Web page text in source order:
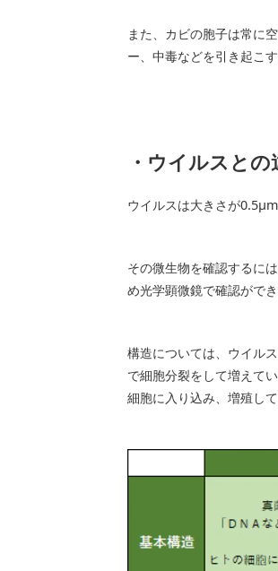
また、カビの胞子は常に
ー、中毒などを引き起こ
・ウイルスとの
ウイルスは大きさが
その微生物を確認するに
め光学顕微鏡で確認がで
構造については、ウイル
で細胞分裂をして増えて
細胞に入り込み、増殖して